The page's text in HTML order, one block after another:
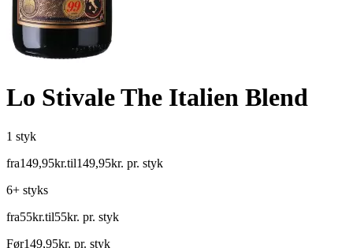
Lo Stivale The Italien Blend
1 styk
fra149,95kr.til149,95kr. pr. styk
6+ styks
fra55kr.til55kr. pr. styk
Før149,95kr. pr. styk